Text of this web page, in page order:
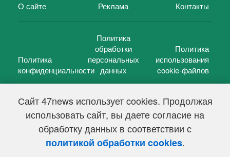
Сайт 47news использует cookies. Продолжая
использовать сайт, вы даете согласие на
обработку данных в соответствии с
политикой обработки cookies.
О сайте Реклама Контакты
Политика
конфиденциальности
Политика
обработки
персональных
данных
Политика
использования
cookie-файлов
47 новостей (47 news)2005 — 2026 г.
Свидетельство о регистрации СМИ Эл № ФС 77-39848, выдано
Федеральной службой по надзору в сфере связи,
информационных технологий и массовых коммуникаций